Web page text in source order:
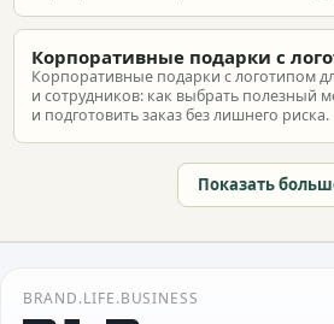
Корпоративные подарки с
Корпоративные подарки с логотипом
и сотрудников: как выбрать полезный
и подготовить заказ без лишнего риска.
Показать
BRAND.LIFE.BUSINESS